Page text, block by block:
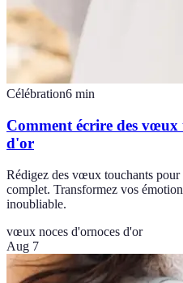
Célébration6 min
Comment écrire des vœux
d'or
Rédigez des vœux touchants
complet. Transformez vos
inoubliable.
vœux noces d'ornoces d'or
Aug 7